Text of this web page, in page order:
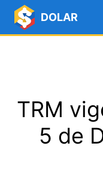
DOLAR
TRM
5 de